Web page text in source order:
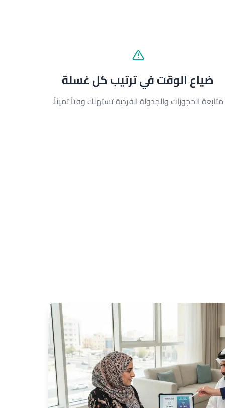
ضياع الوقت في ترتيب كل غسلة
متابعة الحجوزات والجدولة الفردية تستهلك وقتاً ثميناً.